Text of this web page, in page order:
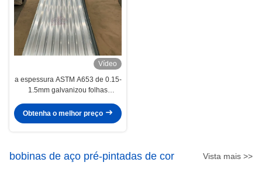
Vídeo
a espessura ASTM A653 de 0.15-
1.5mm galvanizou folhas
Obtenha o melhor preço
bobinas de aço pré-pintadas de cor Vista mais >>